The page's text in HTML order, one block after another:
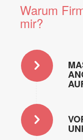
Warum
mir?
UF